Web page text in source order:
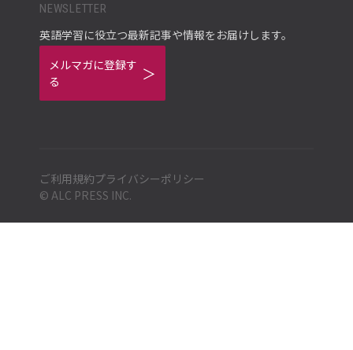
NEWSLETTER
英語学習に役立つ最新記事や情報をお届けします。
メルマガに登録す
る
ご利用規約プライバシーポリシー
© ALC PRESS INC.